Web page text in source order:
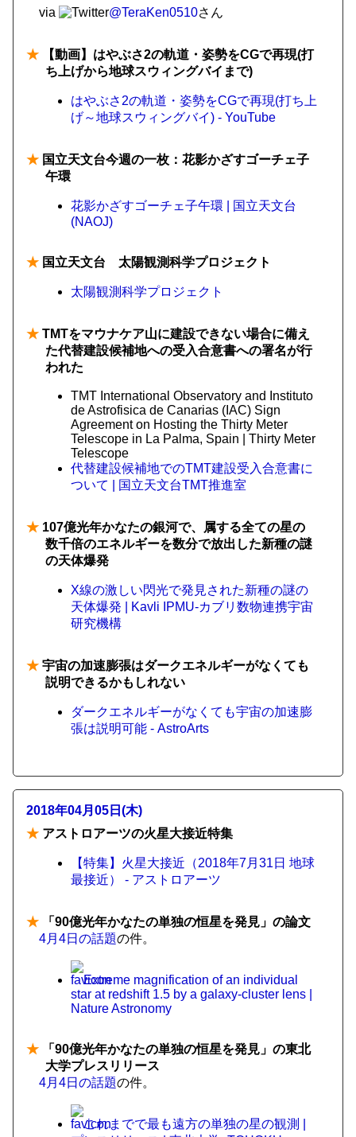
via @TeraKen0510さん
★ 【動画】はやぶさ2の軌道・姿勢をCGで再現(打
ち上げから地球スウィングバイまで)
はやぶさ2の軌道・姿勢をCGで再現(打ち上
げ～地球スウィングバイ) - YouTube
★ 国立天文台今週の一枚：花影かざすゴーチェ子
午環
花影かざすゴーチェ子午環 | 国立天文台
(NAOJ)
★ 国立天文台 太陽観測科学プロジェクト
太陽観測科学プロジェクト
★ TMTをマウナケア山に建設できない場合に備え
た代替建設候補地への受入合意書への署名が行
われた
TMT International Observatory and Instituto
de Astrofisica de Canarias (IAC) Sign
Agreement on Hosting the Thirty Meter
Telescope in La Palma, Spain | Thirty Meter
Telescope
代替建設候補地でのTMT建設受入合意書に
ついて | 国立天文台TMT推進室
★ 107億光年かなたの銀河で、属する全ての星の
数千倍のエネルギーを数分で放出した新種の謎
の天体爆発
X線の激しい閃光で発見された新種の謎の
天体爆発 | Kavli IPMU-カブリ数物連携宇宙
研究機構
★ 宇宙の加速膨張はダークエネルギーがなくても
説明できるかもしれない
ダークエネルギーがなくても宇宙の加速膨
張は説明可能 - AstroArts
2018年04月05日(木)
★ アストロアーツの火星大接近特集
【特集】火星大接近（2018年7月31日 地球
最接近） - アストロアーツ
★ 「90億光年かなたの単独の恒星を発見」の論文
4月4日の話題の件。
Extreme magnification of an individual
star at redshift 1.5 by a galaxy-cluster lens |
Nature Astronomy
★ 「90億光年かなたの単独の恒星を発見」の東北
大学プレスリリース
4月4日の話題の件。
これまでで最も遠方の単独の星の観測 |